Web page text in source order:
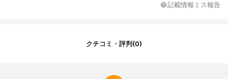
記載情報ミス報告
クチコミ・評判(0)